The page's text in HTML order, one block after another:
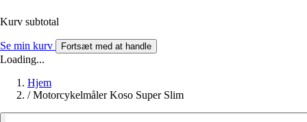
Kurv subtotal
Se min kurv Fortsæt med at handle
Loading...
Hjem
/ Motorcykelmåler Koso Super Slim